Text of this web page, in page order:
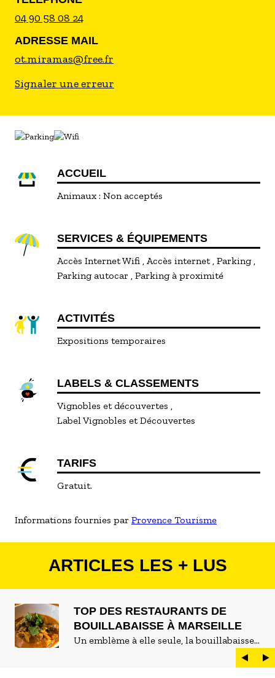
04 90 58 08 24
ADRESSE MAIL
ot.miramas@free.fr
Signaler une erreur
ACCUEIL
Animaux : Non acceptés
SERVICES & ÉQUIPEMENTS
Accès Internet Wifi Accès internet Parking
Parking autocar Parking à proximité
ACTIVITÉS
Expositions temporaires
LABELS & CLASSEMENTS
Vignobles et découvertes
Label Vignobles et Découvertes
TARIFS
Gratuit.
Informations fournies par Provence Tourisme
ARTICLES LES + LUS
TOP DES RESTAURANTS DE
BOUILLABAISSE À MARSEILLE
Un emblème à elle seule, la bouillabaisse
est LE plat marseillais par excellence. On
peut d'ailleurs vite être submergé·e par la